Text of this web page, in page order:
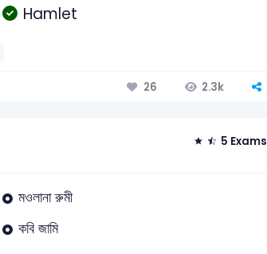
Hamlet
26 2.3k
5 Exams
মওলানা রুমী
কবি জামি